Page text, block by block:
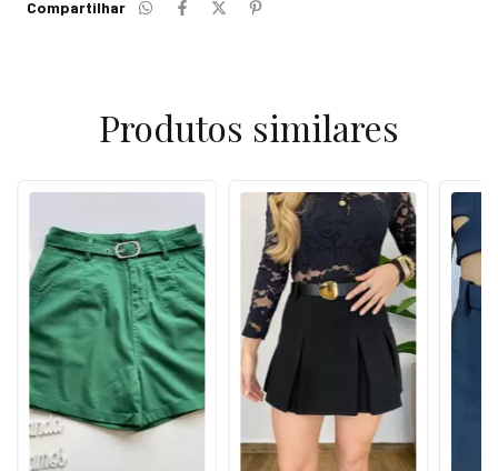
Compartilhar
Produtos similares